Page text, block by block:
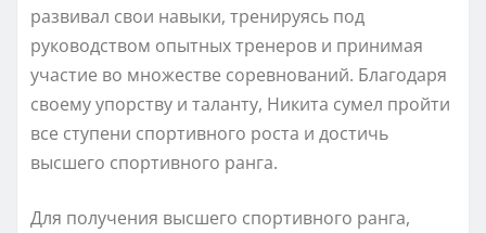
развивал свои навыки, тренируясь под
руководством опытных тренеров и принимая
участие во множестве соревнований. Благодаря
своему упорству и таланту, Никита сумел пройти
все ступени спортивного роста и достичь
высшего спортивного ранга.
Для получения высшего спортивного ранга,